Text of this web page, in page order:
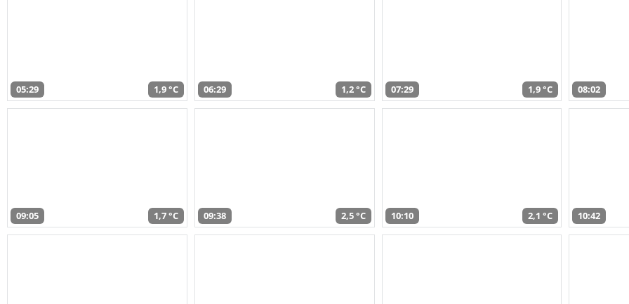
05:29 1,9 °C 06:29 1,2 °C 07:29 1,9 °C 08:02
09:05 1,7 °C 09:38 2,5 °C 10:10 2,1 °C 10:42